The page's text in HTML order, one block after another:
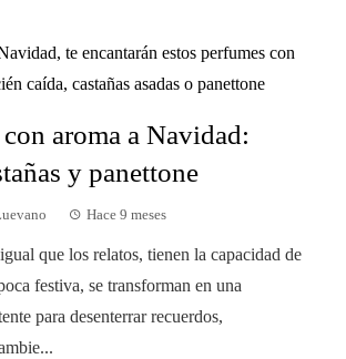
aroma a Navidad:
y panettone
Hace 9 meses
que los relatos, tienen la capacidad de
festiva, se transforman en una
para desenterrar recuerdos,